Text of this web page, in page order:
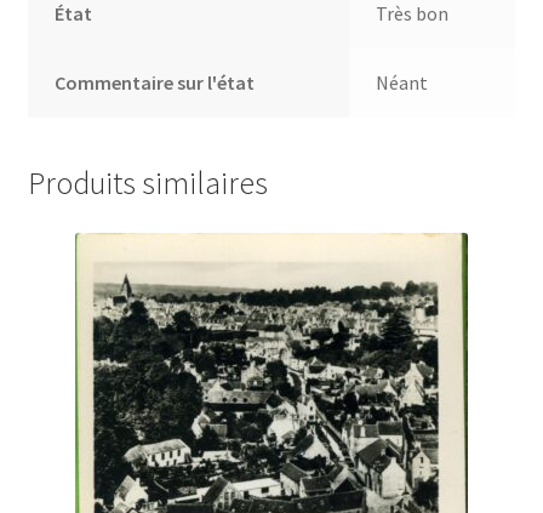
État Très bon
Commentaire sur l'état Néant
Produits similaires